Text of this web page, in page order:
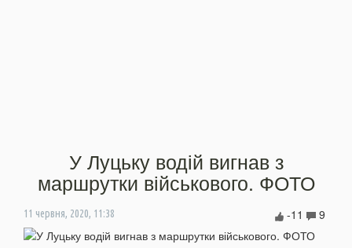
У Луцьку водій вигнав з
маршрутки військового. ФОТО
11 червня, 2020, 11:38 9
-11